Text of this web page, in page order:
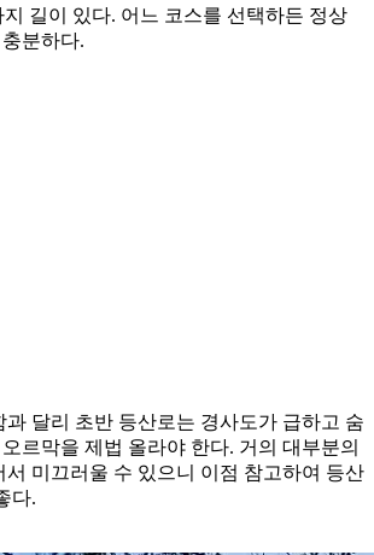
지 길이 있다. 어느 코스를 선택하든 정상
분하다.
과 달리 초반 등산로는 경사도가 급하고 숨
르막을 제법 올라야 한다. 거의 대부분의
서 미끄러울 수 있으니 이점 참고하여 등산
다.